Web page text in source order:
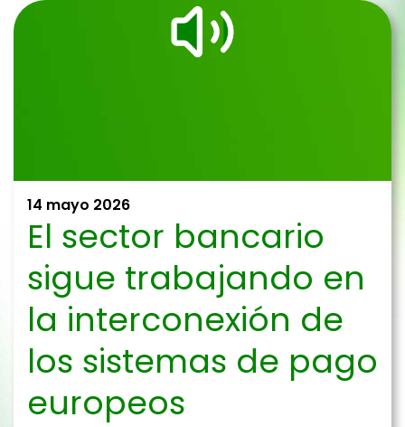
14 mayo 2026
El sector bancario
sigue trabajando en
la interconexión de
los sistemas de pago
europeos